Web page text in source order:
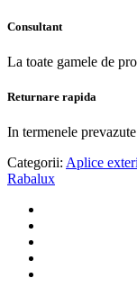
Consultant
La toate gamele de
Returnare rapida
In termenele
Categorii: Aplice
Rabalux